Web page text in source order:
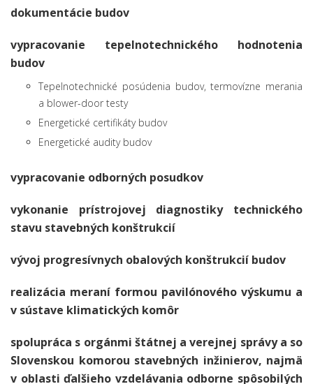
dokumentácie budov
vypracovanie tepelnotechnického hodnotenia
budov
Tepelnotechnické posúdenia budov, termovízne merania
a blower-door testy
Energetické certifikáty budov
Energetické audity budov
vypracovanie odborných posudkov
vykonanie prístrojovej diagnostiky technického
stavu stavebných konštrukcií
vývoj progresívnych obalových konštrukcií budov
realizácia meraní formou pavilónového výskumu a
v sústave klimatických komôr
spolupráca s orgánmi štátnej a verejnej správy a so
Slovenskou komorou stavebných inžinierov, najmä
v oblasti ďalšieho vzdelávania odborne spôsobilých